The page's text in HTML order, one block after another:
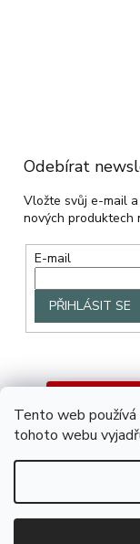
Tento web používá
tohoto webu
Odebírat
Vložte svůj e-mail
nových produktech
E-mail
PŘIHLÁSIT SE